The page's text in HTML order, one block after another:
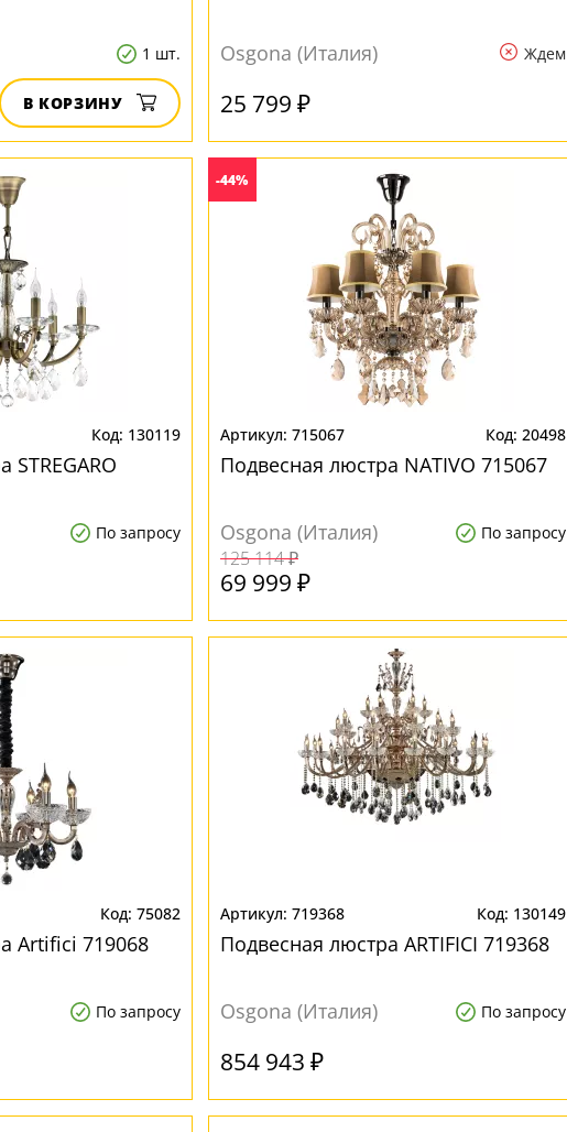
1 шт.
В КОРЗИНУ
Osgona (Италия) Ждем
25 799 ₽
130119
STREGARO
По запросу
-44%
715067 20498
Подвесная люстра NATIVO 715067
Osgona (Италия) По запросу
125 114 ₽
69 999 ₽
75082
Artifici 719068
По запросу
719368 130149
Подвесная люстра ARTIFICI 719368
Osgona (Италия) По запросу
854 943 ₽